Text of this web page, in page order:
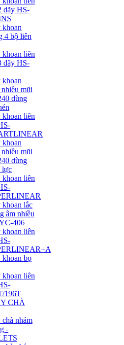
dãy HS-
khoan
4 bộ liên
khoan liên
dãy HS-
khoan
nhiều mũi
dùng
khoan liên
khoan
nhiều mũi
dùng
lực
khoan liên
khoan lắc
âm nhiều
406
khoan liên
khoan bọ
khoan liên
196T
CHÀ
nhám
-